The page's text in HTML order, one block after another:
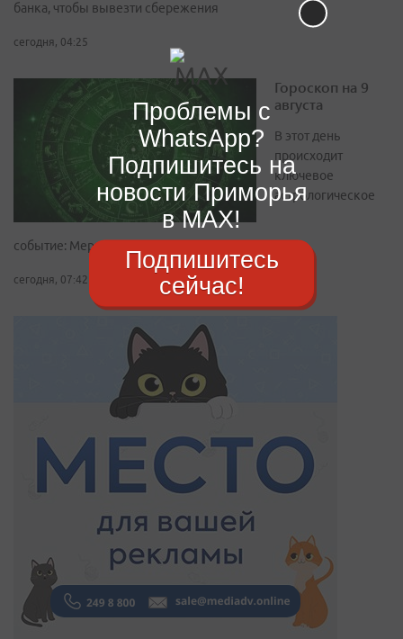
банка, чтобы вывезти сбережения
сегодня, 04:25
Гороскоп на 9
августа
В этот день
происходит
ключевое
астрологическое
событие: Меркурий входит в знак Льва
сегодня, 07:42
Проблемы с
WhatsApp?
Подпишитесь на
новости Приморья
в MAX!
Подпишитесь
сейчас!